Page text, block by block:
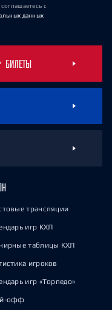
с
данных
БИЛЕТЫ
трансляции
игр КХЛ
таблицы КХЛ
игроков
игр «Торпедо»
офф